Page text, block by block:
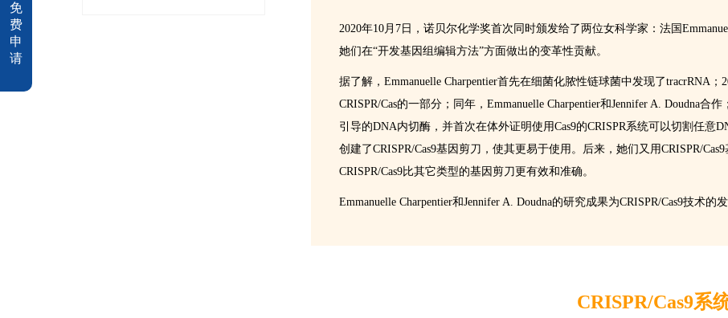
2020年10月7日，诺贝尔化学奖首次同时颁发给了两位女科学家：法国
她们在“开发基因组编辑方法”方面做出的变革性贡献。
据了解，Emmanuelle Charpentier首先在细菌化脓性链球菌中发现了tracrRNA
CRISPR/Cas的一部分；同年，Emmanuelle Charpentier和Jennifer A. Doudna合
引导的DNA内切酶，并首次在体外证明使用Cas9的CRISPR系统可以切割任意
创建了CRISPR/Cas9基因剪刀，使其更易于使用。后来，她们又用CRISPR/
CRISPR/Cas9比其它类型的基因剪刀更有效和准确。
Emmanuelle Charpentier和Jennifer A. Doudna的研究成果为CRISPR/Cas9技术的
CRISPR/Cas9系
免
费
申
请